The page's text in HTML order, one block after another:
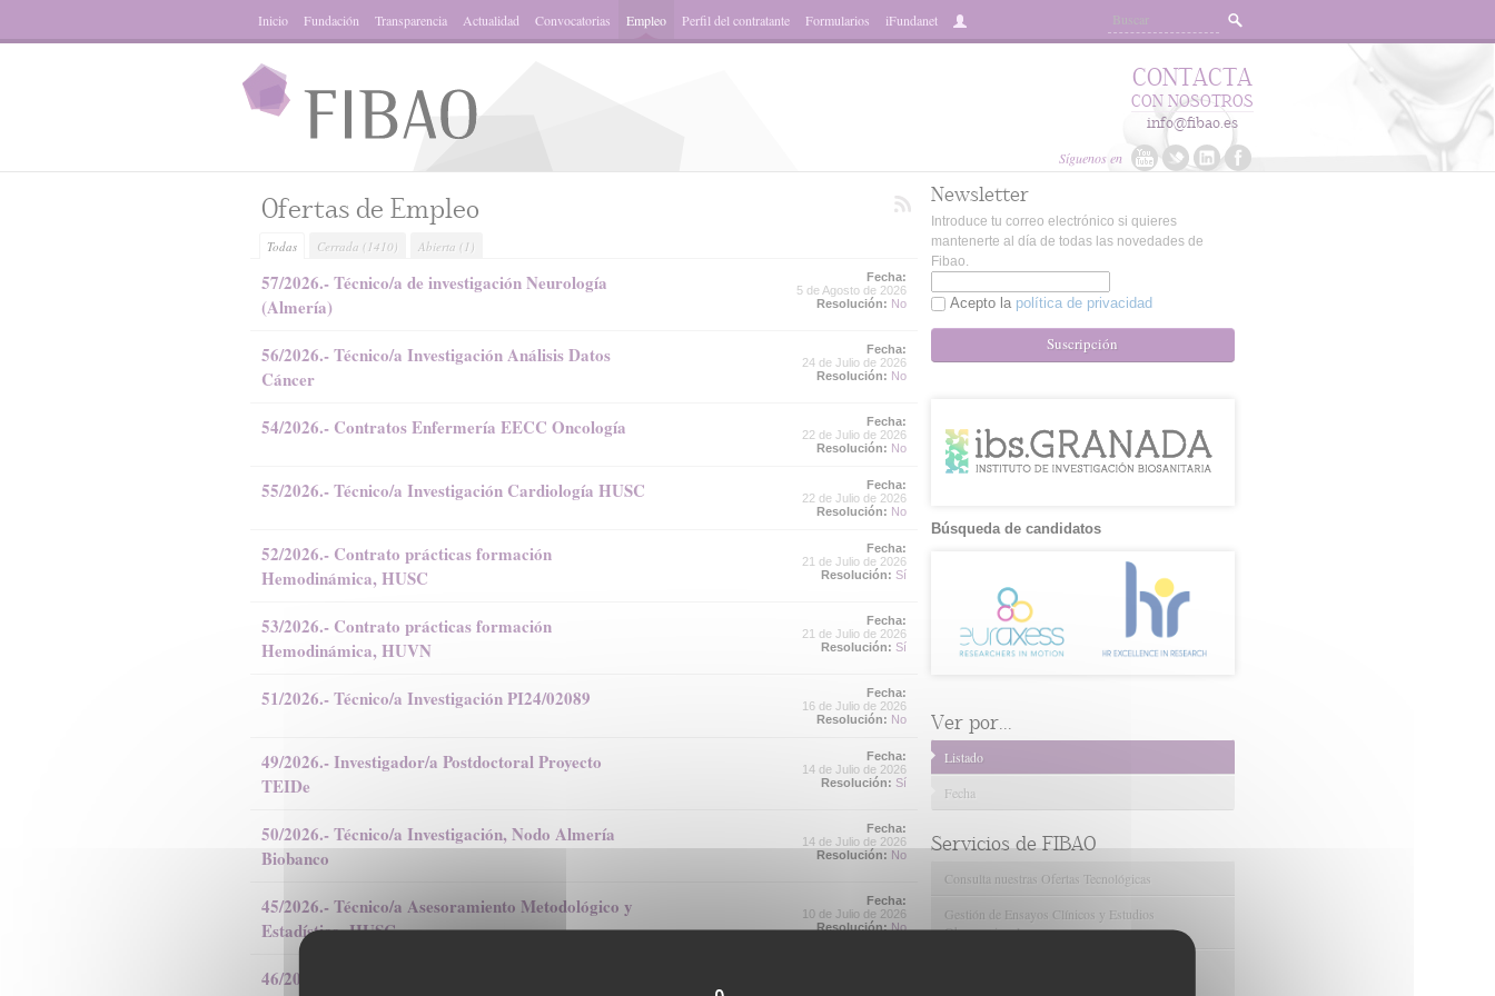
Inicio Fundación Transparencia Actualidad Convocatorias Empleo Perfil del contratante Formularios iFundanet
Síguenos en
CONTACTA
CON NOSOTROS
info@fibao.es
Ofertas de Empleo
Todas Cerrada (1410) Abierta (1)
Fecha:
5 de Agosto de 2026
Resolución: No
57/2026.- Técnico/a de investigación Neurología
(Almería)
Fecha:
24 de Julio de 2026
Resolución: No
56/2026.- Técnico/a Investigación Análisis Datos
Cáncer
Fecha:
22 de Julio de 2026
Resolución: No
54/2026.- Contratos Enfermería EECC Oncología
Fecha:
22 de Julio de 2026
Resolución: No
55/2026.- Técnico/a Investigación Cardiología HUSC
Fecha:
21 de Julio de 2026
Resolución: Sí
52/2026.- Contrato prácticas formación
Hemodinámica, HUSC
Fecha:
21 de Julio de 2026
Resolución: Sí
53/2026.- Contrato prácticas formación
Hemodinámica, HUVN
Fecha:
16 de Julio de 2026
Resolución: No
51/2026.- Técnico/a Investigación PI24/02089
Fecha:
14 de Julio de 2026
Resolución: Sí
49/2026.- Investigador/a Postdoctoral Proyecto
TEIDe
Fecha:
14 de Julio de 2026
Resolución: No
50/2026.- Técnico/a Investigación, Nodo Almería
Biobanco
Fecha:
10 de Julio de 2026
Resolución: No
45/2026.- Técnico/a Asesoramiento Metodológico y
Estadístico, HUSC
46/2026.- Técnico/a Asesoramiento Metodológico y
Newsletter
Introduce tu correo electrónico si quieres
mantenerte al día de todas las novedades de
Fibao.
Acepto la política de privacidad
Suscripción
Búsqueda de candidatos
Ver por...
Listado
Fecha
Servicios de FIBAO
Consulta nuestras Ofertas Tecnológicas
Gestión de Ensayos Clínicos y Estudios
Observacionales